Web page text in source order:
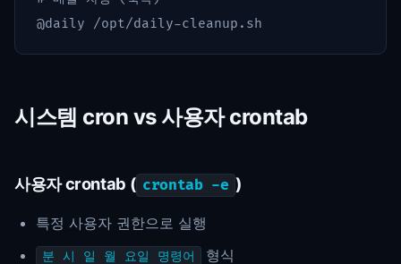
시스템 cron vs 사용자 crontab
사용자 crontab ( crontab -e )
특정 사용자 권한으로 실행
분 시 일 월 요일 명령어 형식